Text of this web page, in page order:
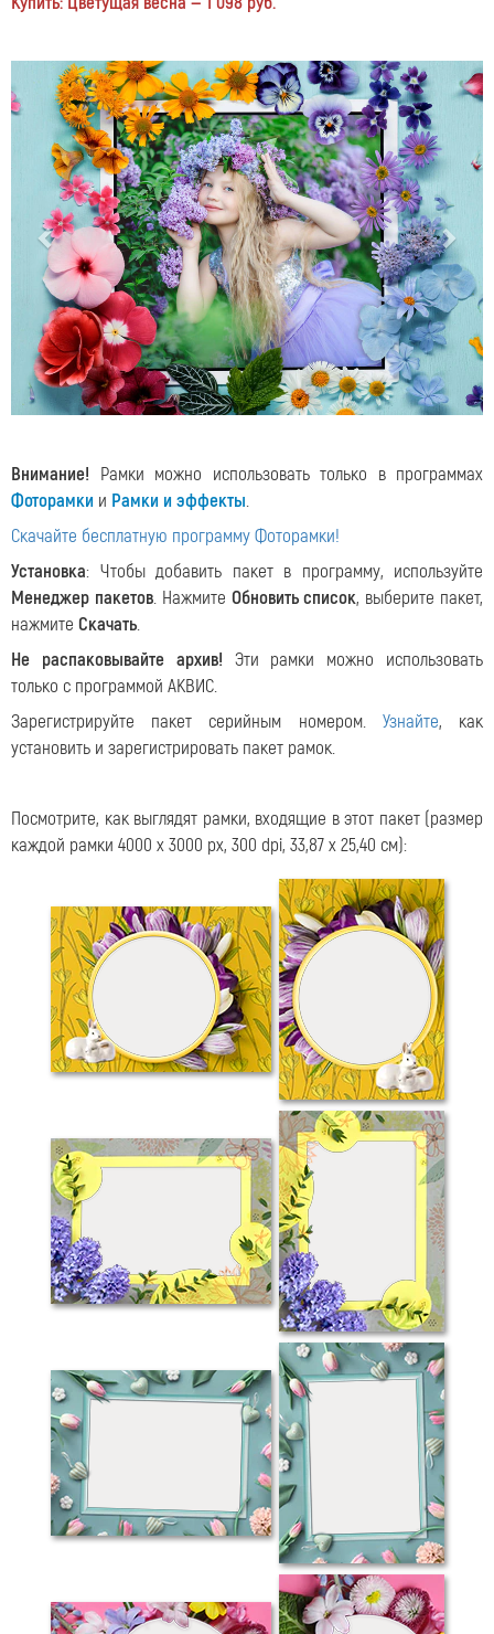
Внимание! Рамки можно использовать только в программах
Фоторамки и Рамки и эффекты.
Скачайте бесплатную программу Фоторамки!
Установка: Чтобы добавить пакет в программу, используйте
Менеджер пакетов. Нажмите Обновить список, выберите пакет,
нажмите Скачать.
Не распаковывайте архив! Эти рамки можно использовать
только с программой АКВИС.
Зарегистрируйте пакет серийным номером. Узнайте, как
установить и зарегистрировать пакет рамок.
Посмотрите, как выглядят рамки, входящие в этот пакет (размер
каждой рамки 4000 x 3000 px, 300 dpi, 33,87 x 25,40 см):